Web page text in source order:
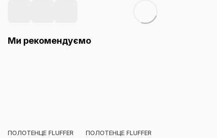
Ми рекомендуємо
ПОЛОТЕНЦЕ FLUFFER
ПОЛОТЕНЦЕ FLUFFER